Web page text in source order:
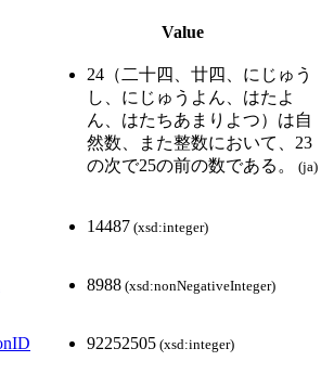
Value
24（二十四、廿四、にじゅう
し、にじゅうよん、はたよ
ん、はたちあまりよつ）は自
然数、また整数において、23
の次で25の前の数である。
(ja)
14487 (xsd:integer)
8988 (xsd:nonNegativeInteger)
92252505 (xsd:integer)